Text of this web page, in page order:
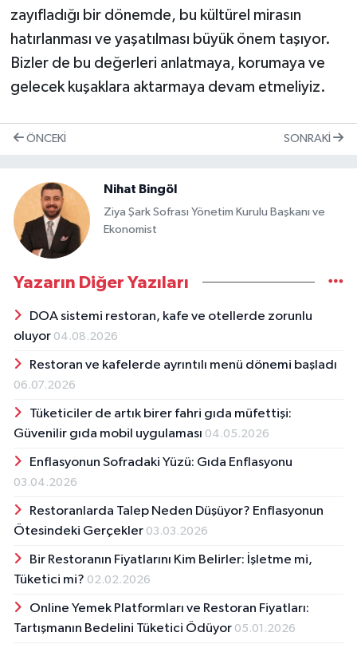
zayıfladığı bir dönemde, bu kültürel mirasın
hatırlanması ve yaşatılması büyük önem taşıyor.
Bizler de bu değerleri anlatmaya, korumaya ve
gelecek kuşaklara aktarmaya devam etmeliyiz.
ÖNCEKI SONRAKI
Nihat Bingöl
Ziya Şark Sofrası Yönetim Kurulu Başkanı ve
Ekonomist
Yazarın Diğer Yazıları
DOA sistemi restoran, kafe ve otellerde zorunlu
oluyor 04.08.2026
Restoran ve kafelerde ayrıntılı menü dönemi başladı
06.07.2026
Tüketiciler de artık birer fahri gıda müfettişi:
Güvenilir gıda mobil uygulaması 04.05.2026
Enflasyonun Sofradaki Yüzü: Gıda Enflasyonu
03.04.2026
Restoranlarda Talep Neden Düşüyor? Enflasyonun
Ötesindeki Gerçekler 03.03.2026
Bir Restoranın Fiyatlarını Kim Belirler: İşletme mi,
Tüketici mi? 02.02.2026
Online Yemek Platformları ve Restoran Fiyatları:
Tartışmanın Bedelini Tüketici Ödüyor 05.01.2026